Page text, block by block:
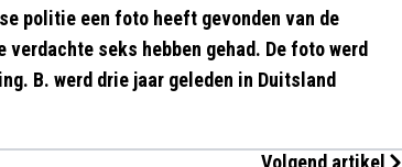
politie een foto heeft gevonden van de
verdachte seks hebben gehad. De foto werd
B. werd drie jaar geleden in Duitsland
Volgend artikel